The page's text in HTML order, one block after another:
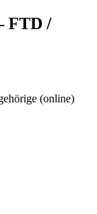
FTD /
(online)